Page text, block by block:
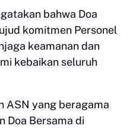
bahwa Doa
komitmen Personel
keamanan dan
kebaikan seluruh
ASN yang beragama
Doa Bersama di